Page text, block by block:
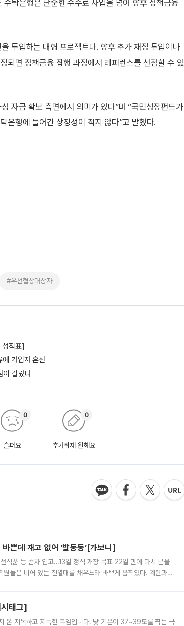
탁은행은 단순한 수수료 사업을 넘어 향후 정책금융
투입하는 대형 프로젝트다. 향후 추가 재정 투입이나
되면 정책금융 집행 과정에서 레퍼런스를 선점할 수 있
자금 확보 측면에서 의미가 있다”며 “국민성장펀드가
은행에 들어간 상징성이 적지 않다”고 말했다.
#우선협상대상자
성적표]
에 가입자 혼선
이 갈랐다
슬퍼요
0
추가취재 원해요
0
쁜데 재고 없어 ‘발동동’[가보니]
식품 등 순차 입고…13일 정식 개장 목표 22일 만에 다시 문을
들은 비어 있는 진열대를 채우느라 바쁘게 움직였다. 계란과
태그]
온 지독하고 지독한 폭염입니다. 낮 기온이 37~39도를 찍는 극